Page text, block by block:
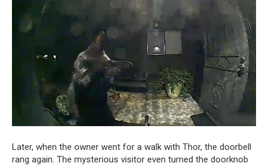
Later, when the owner went for a walk with Thor, the doorbell
rang again. The mysterious visitor even turned the doorknob